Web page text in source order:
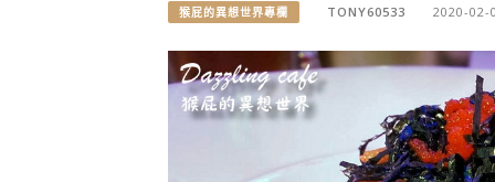
猴屁的異想世界專欄 TONY60533 2020-02-